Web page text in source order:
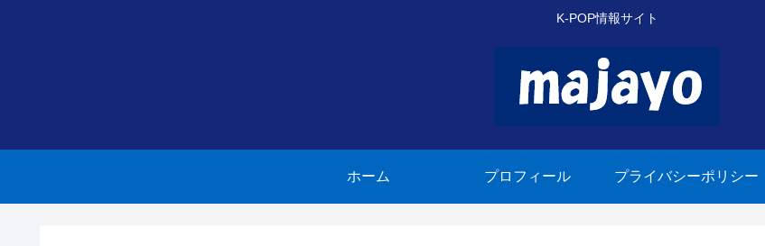
K-POP情報サイト
ホーム プロフィール プライバシーポリシー